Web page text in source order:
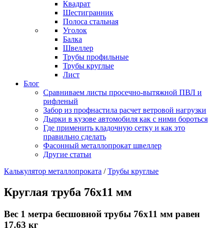
Квадрат
Шестигранник
Полоса стальная
Уголок
Балка
Швеллер
Трубы профильные
Трубы круглые
Лист
Блог
Сравниваем листы просечно-вытяжной ПВЛ и
рифленый
Забор из профнастила расчет ветровой нагрузки
Дырки в кузове автомобиля как с ними бороться
Где применить кладочную сетку и как это
правильно сделать
Фасонный металлопрокат швеллер
Другие статьи
Калькулятор металлопроката /Трубы круглые
Круглая труба 76х11 мм
Вес 1 метра бесшовной трубы 76x11 мм равен
17.63 кг